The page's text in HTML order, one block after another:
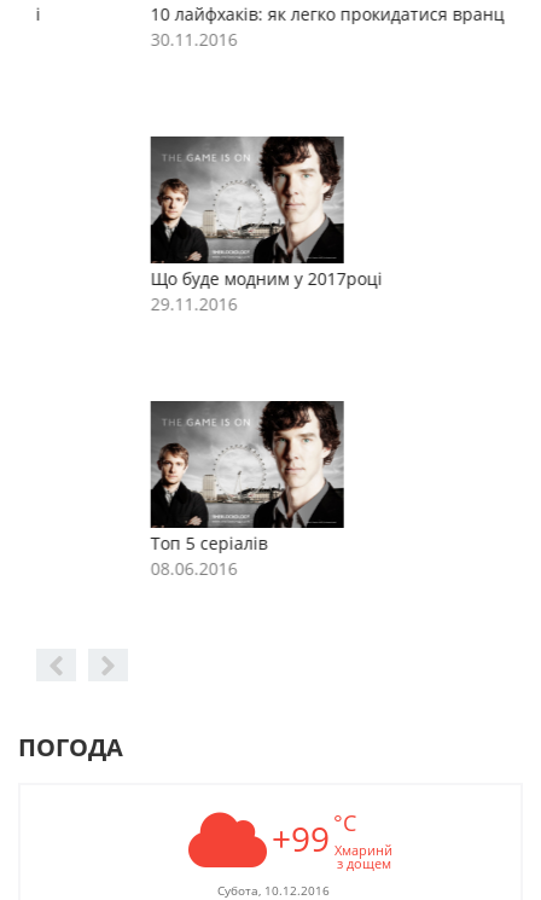
10 лайфхаків: як легко прокидатися вранці
Що буде модним у 2017році
Топ 5 серіалів
ПОГОДА
+99 °C
Хмаринй
з дощем
Субота, 10.12.2016